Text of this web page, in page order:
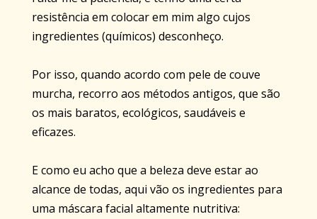
resistência em colocar em mim algo cujos
ingredientes (químicos) desconheço.
Por isso, quando acordo com pele de couve
murcha, recorro aos métodos antigos, que são
os mais baratos, ecológicos, saudáveis e
eficazes.
E como eu acho que a beleza deve estar ao
alcance de todas, aqui vão os ingredientes para
uma máscara facial altamente nutritiva: